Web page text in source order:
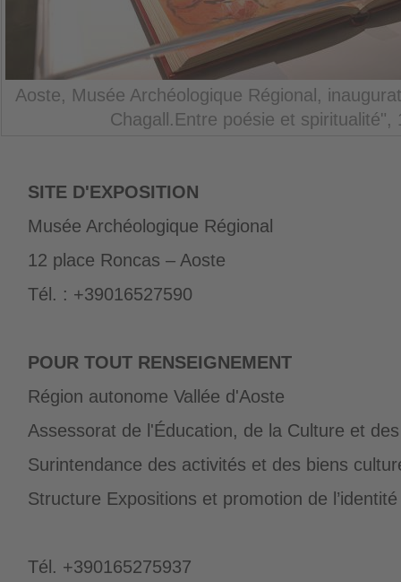
Aoste, Musée Archéologique Régional,
Chagall.Entre poésie et spiritualité",
SITE D'EXPOSITION
Musée Archéologique Régional
12 place Roncas – Aoste
Tél. : +39016527590
POUR TOUT RENSEIGNEMENT
Région autonome Vallée d'Aoste
Assessorat de l'Éducation, de la Culture et
Surintendance des activités et des biens
Structure Expositions et promotion de
Tél. +390165275937